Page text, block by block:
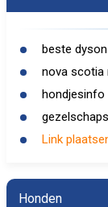
beste
nova scotia
hondjesinfo
Link
Honden